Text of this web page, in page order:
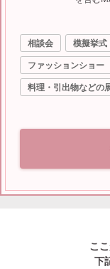
パイプ
オペラ
相談会 模擬挙式
ファッションショー
料理・引出物などの
こ
下